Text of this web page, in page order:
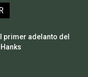
primer adelanto del